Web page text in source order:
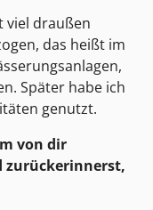
viel draußen
das heißt im
Später habe ich
genutzt.
von dir
zurückerinnerst,